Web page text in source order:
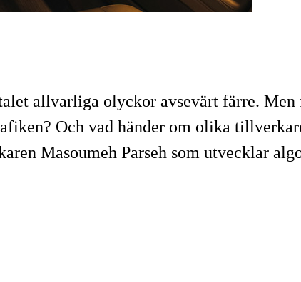
allvarliga olyckor avsevärt färre. Men
Och vad händer om olika
Masoumeh Parseh som utvecklar